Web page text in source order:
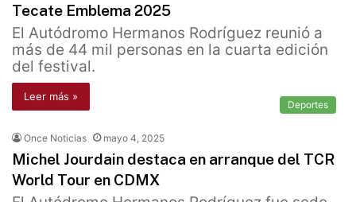
Tecate Emblema 2025
El Autódromo Hermanos Rodríguez reunió a
más de 44 mil personas en la cuarta edición
del festival.
Leer más »
Deportes
Once Noticias mayo 4, 2025
Michel Jourdain destaca en arranque del TCR
World Tour en CDMX